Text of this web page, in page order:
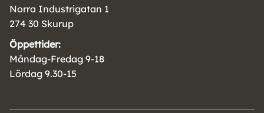
Norra Industrigatan 1
274 30 Skurup
Öppettider:
Måndag-Fredag 9-18
Lördag 9.30-15